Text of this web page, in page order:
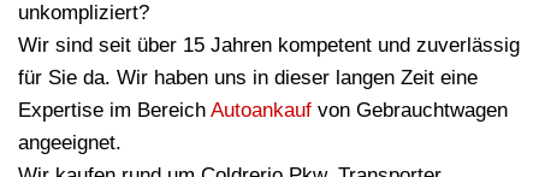
unkompliziert?
Wir sind seit über 15 Jahren kompetent und zuverlässig
für Sie da. Wir haben uns in dieser langen Zeit eine
Expertise im Bereich Autoankauf von Gebrauchtwagen
angeeignet.